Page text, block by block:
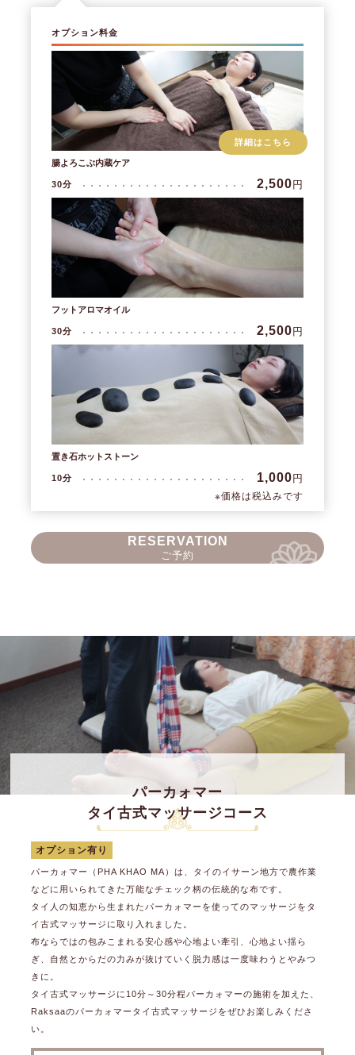
オプション料金
詳細はこちら
腸よろこぶ内蔵ケア
30分 2,500 円
フットアロマオイル
30分 2,500 円
置き石ホットストーン
10分 1,000 円
※価格は税込みです
RESERVATION
ご予約
パーカォマー
タイ古式マッサージコース
オプション有り
パーカォマー（PHA KHAO MA）は、タイのイサーン地方で農作業
などに用いられてきた万能なチェック柄の伝統的な布です。
タイ人の知恵から生まれたパーカォマーを使ってのマッサージをタ
イ古式マッサージに取り入れました。
布ならではの包みこまれる安心感や心地よい牽引、心地よい揺ら
ぎ、自然とからだの力みが抜けていく脱力感は一度味わうとやみつ
きに。
タイ古式マッサージに10分～30分程パーカォマーの施術を加えた、
Raksaaのパーカォマータイ古式マッサージをぜひお楽しみくださ
い。